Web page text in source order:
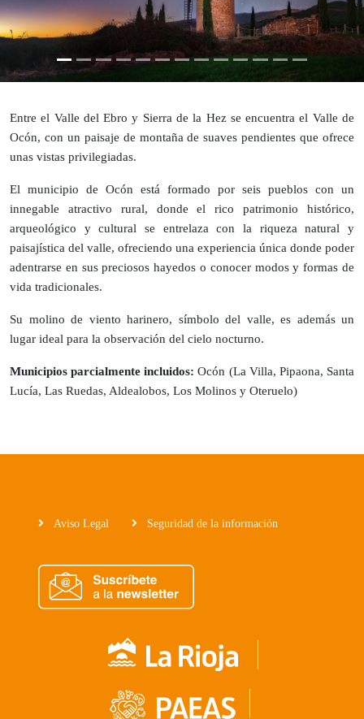
Entre el Valle del Ebro y Sierra de la Hez se encuentra el Valle de
Ocón, con un paisaje de montaña de suaves pendientes que ofrece
unas vistas privilegiadas.
El municipio de Ocón está formado por seis pueblos con un
innegable atractivo rural, donde el rico patrimonio histórico,
arqueológico y cultural se entrelaza con la riqueza natural y
paisajística del valle, ofreciendo una experiencia única donde poder
adentrarse en sus preciosos hayedos o conocer modos y formas de
vida tradicionales.
Su molino de viento harinero, símbolo del valle, es además un
lugar ideal para la observación del cielo nocturno.
Municipios parcialmente incluidos: Ocón (La Villa, Pipaona, Santa
Lucía, Las Ruedas, Aldealobos, Los Molinos y Oteruelo)
Aviso Legal Seguridad de la información